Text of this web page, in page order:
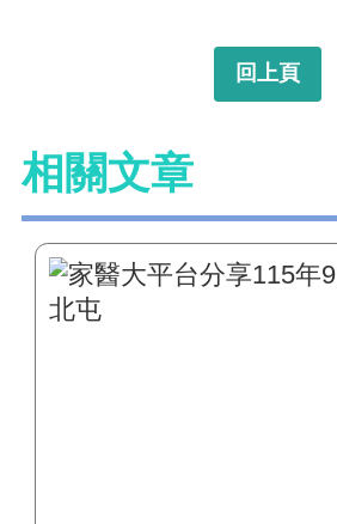
回上頁
相關文章